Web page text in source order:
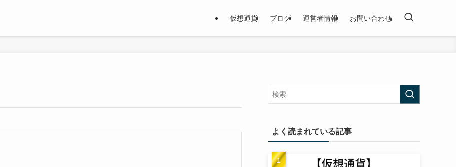
仮想通貨 ブログ 運営者情報 お問い合わせ
よく読まれている記事